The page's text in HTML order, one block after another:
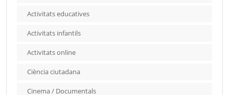
Activitats educatives
Activitats infantils
Activitats online
Ciència ciutadana
Cinema / Documentals